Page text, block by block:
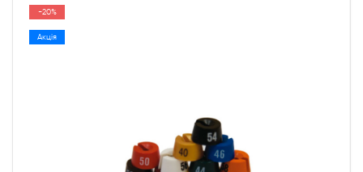
-20%
Акція